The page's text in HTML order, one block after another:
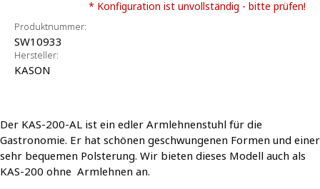
* Konfiguration ist unvollständig - bitte prüfen!
Produktnummer:
SW10933
Hersteller:
KASON
Der KAS-200-AL ist ein edler Armlehnenstuhl für die
Gastronomie. Er hat schönen geschwungenen Formen und einer
sehr bequemen Polsterung. Wir bieten dieses Modell auch als
KAS-200 ohne Armlehnen an.